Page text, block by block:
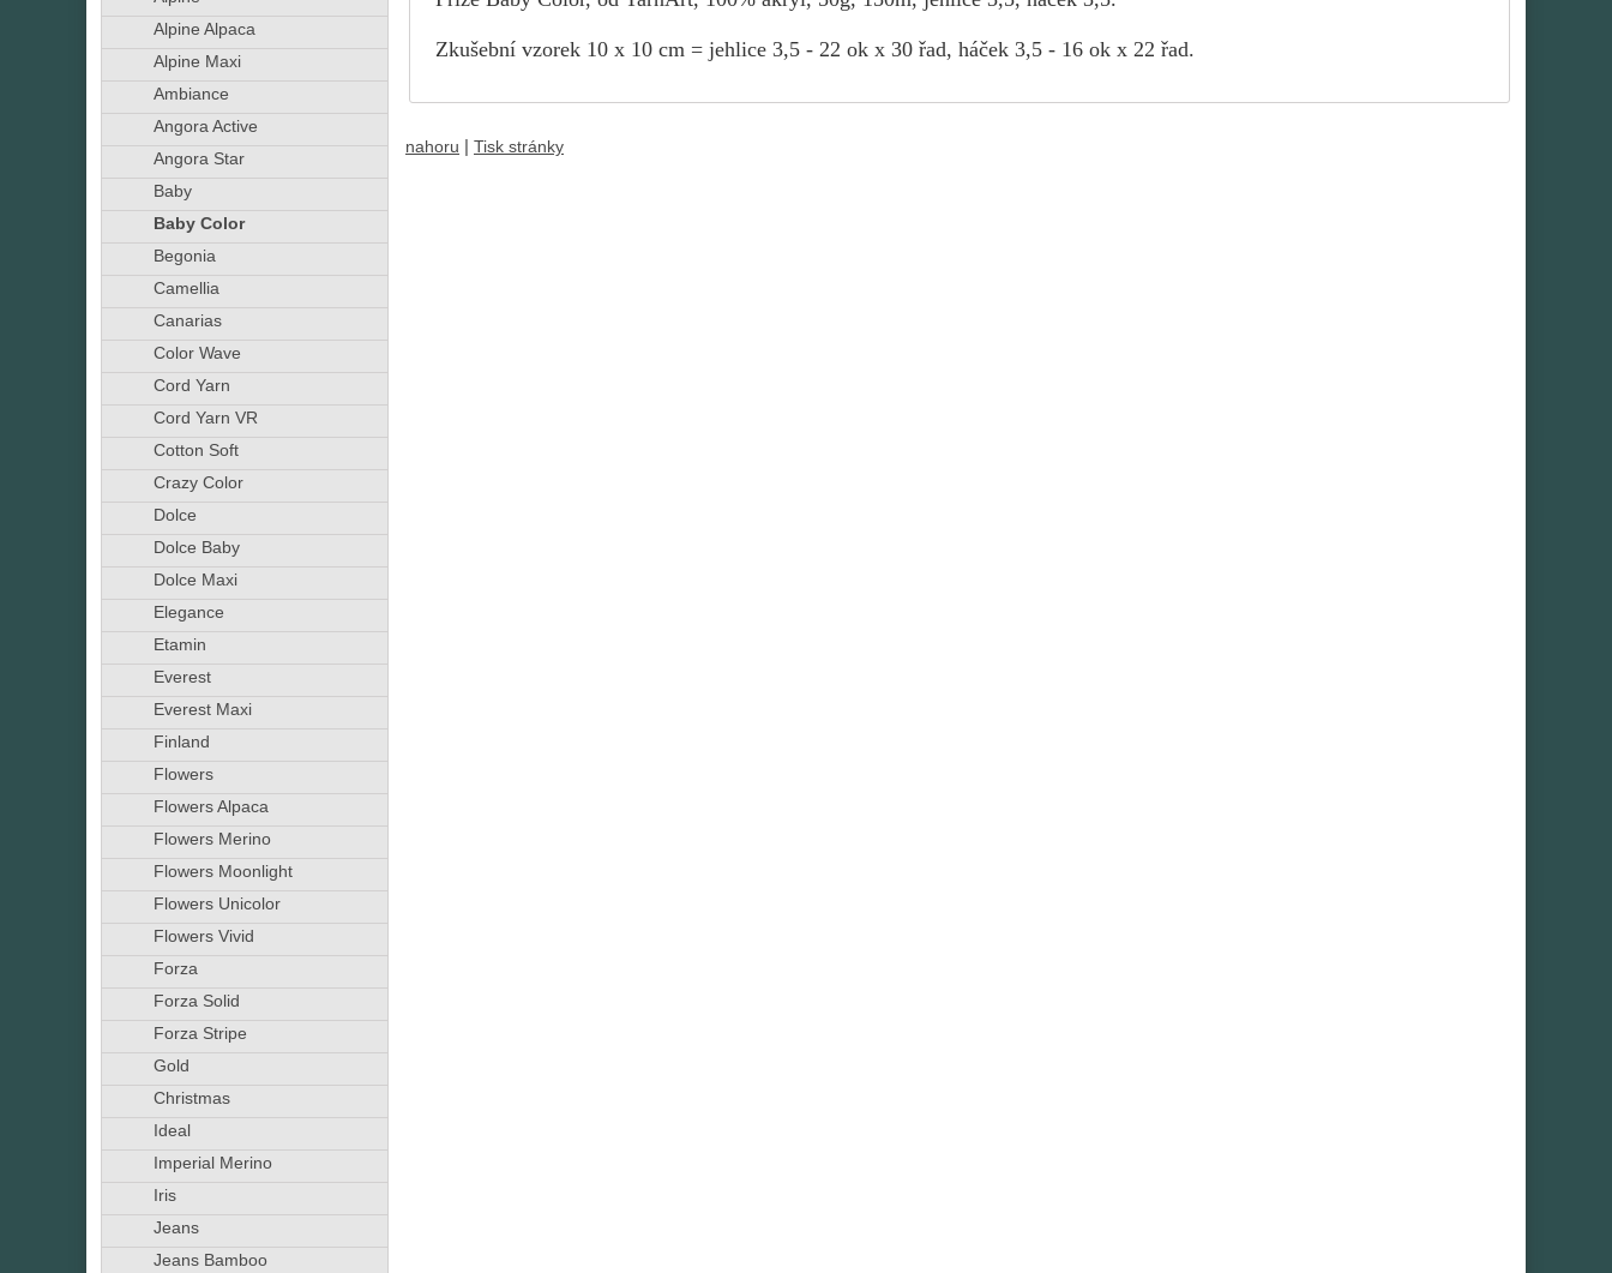
Zkušební vzorek 10 x 10 cm = jehlice 3,5 - 22 ok x 30 řad, háček 3,5 - 16 ok x 22 řad.
nahoru Tisk stránky
Alpine Alpaca
Alpine Maxi
Ambiance
Angora Active
Angora Star
Baby
Baby Color
Begonia
Camellia
Canarias
Color Wave
Cord Yarn
Cord Yarn VR
Cotton Soft
Crazy Color
Dolce
Dolce Baby
Dolce Maxi
Elegance
Etamin
Everest
Everest Maxi
Finland
Flowers
Flowers Alpaca
Flowers Merino
Flowers Moonlight
Flowers Unicolor
Flowers Vivid
Forza
Forza Solid
Forza Stripe
Gold
Christmas
Ideal
Imperial Merino
Iris
Jeans
Jeans Bamboo